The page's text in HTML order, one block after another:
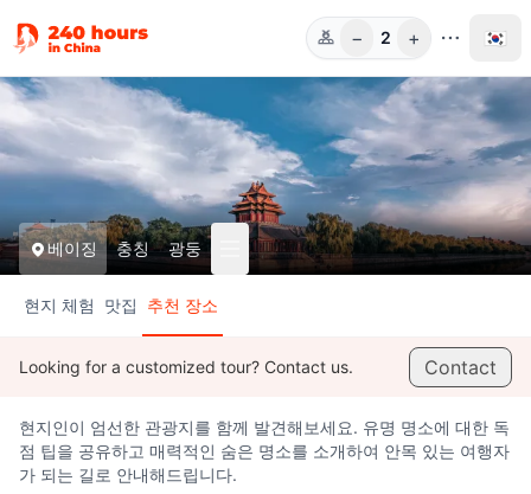
인원
− 2 + 🇰🇷
베이징 충칭 광둥
현지 체험 맛집 추천 장소
Looking for a customized tour? Contact us. Contact
현지인이 엄선한 관광지를 함께 발견해보세요. 유명 명소에 대한 독
점 팁을 공유하고 매력적인 숨은 명소를 소개하여 안목 있는 여행자
가 되는 길로 안내해드립니다.